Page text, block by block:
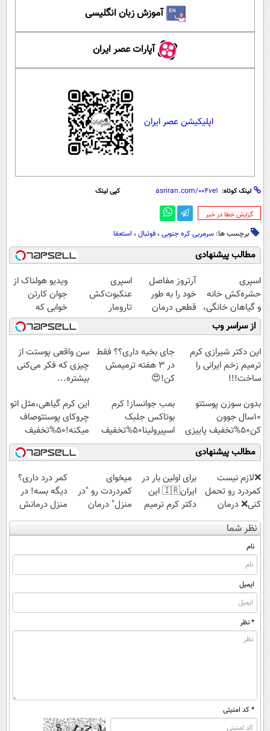
آموزش زبان انگلیسی
آپارات عصر ایران
اپلیکیشن عصر ایران
لینک کوتاه: کپی لینک
‌گزارش خطا در خبر
برچسب ها: سرمربی کره جنوبی ، فوتبال ، استعفا
مطالب پیشنهادی
اسپری
حشره‌کش خانه
و گیاهان خانگی،
نابودکننده انواع
حشرات خانگی و
آفات
آرتروز مفاصل
خود را به طور
قطعی درمان
کنید!
◗پرسش‌نامه◖
اسپری
عنکبوت‌‌کش
تارومار
ازبین‌برنده انواع
عنکبوت
ویدیو هولناک از
جوان کارتن
خوابی که
میلیاردر شد.
آموزش رایگان
از سراسر وب
این دکتر شیرازی کرم
ترمیم زخم ایرانی را
ساخت!!!
جای بخیه داری؟؟ فقط
در 3 هفته ترمیمش
کن!😍
سن واقعی پوستت از
چیزی که فکر می‌کنی
بیشتره...
بدون سوزن پوستتو
10سال جوون
کن50%تخفیف پاییزی
بمب جوانساز! کرم
بوتاکس جلبک
اسپیرولینا50%تخفیف
این کرم گیاهی،مثل اتو
چروکای پوستتوصاف
میکنه!50%تخفیف
مطالب پیشنهادی
❌لازم نیست
کمردرد رو تحمل
کنی❌ درمان
بدون جراحی و
قرص
(پرسشنامه)
برای اولین بار در
ایران🇮🇷 این
دکتر کرم ترمیم
کننده 23 روزه
ساخت!
میخوای
کمردردت رو "در
منزل" درمان
کنی؟ (◂فیلم +
◂پرسش‌نامه)
کمر درد داری؟
دیگه بسه! در
منزل درمانش
کن
(◀پرسش‌نامه)
نظر شما
نام
ایمیل
* نظر
* کد امنیتی